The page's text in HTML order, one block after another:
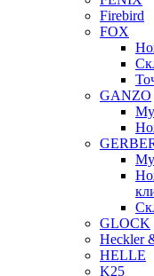
Firebird
FOX
GANZO
GLOCK
Heckler
HELLE
K25